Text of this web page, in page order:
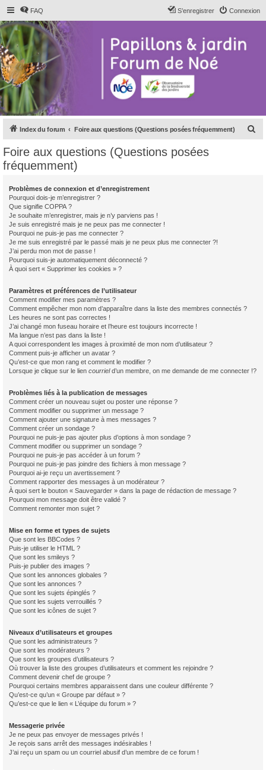
FAQ Connexion
S’enregistrer
Index du forum Foire aux questions (Questions posées fréquemment)
Foire aux questions (Questions posées
fréquemment)
Problèmes de connexion et d’enregistrement
Pourquoi dois-je m’enregistrer ?
Que signifie COPPA ?
Je souhaite m’enregistrer, mais je n’y parviens pas !
Je suis enregistré mais je ne peux pas me connecter !
Pourquoi ne puis-je pas me connecter ?
Je me suis enregistré par le passé mais je ne peux plus me connecter ?!
J’ai perdu mon mot de passe !
Pourquoi suis-je automatiquement déconnecté ?
À quoi sert « Supprimer les cookies » ?
Paramètres et préférences de l’utilisateur
Comment modifier mes paramètres ?
Comment empêcher mon nom d’apparaître dans la liste des membres connectés ?
Les heures ne sont pas correctes !
J’ai changé mon fuseau horaire et l’heure est toujours incorrecte !
Ma langue n’est pas dans la liste !
A quoi correspondent les images à proximité de mon nom d’utilisateur ?
Comment puis-je afficher un avatar ?
Qu’est-ce que mon rang et comment le modifier ?
Lorsque je clique sur le lien courrield’un membre, on me demande de me connecter !?
Problèmes liés à la publication de messages
Comment créer un nouveau sujet ou poster une réponse ?
Comment modifier ou supprimer un message ?
Comment ajouter une signature à mes messages ?
Comment créer un sondage ?
Pourquoi ne puis-je pas ajouter plus d’options à mon sondage ?
Comment modifier ou supprimer un sondage ?
Pourquoi ne puis-je pas accéder à un forum ?
Pourquoi ne puis-je pas joindre des fichiers à mon message ?
Pourquoi ai-je reçu un avertissement ?
Comment rapporter des messages à un modérateur ?
À quoi sert le bouton « Sauvegarder » dans la page de rédaction de message ?
Pourquoi mon message doit être validé ?
Comment remonter mon sujet ?
Mise en forme et types de sujets
Que sont les BBCodes ?
Puis-je utiliser le HTML ?
Que sont les smileys ?
Puis-je publier des images ?
Que sont les annonces globales ?
Que sont les annonces ?
Que sont les sujets épinglés ?
Que sont les sujets verrouillés ?
Que sont les icônes de sujet ?
Niveaux d’utilisateurs et groupes
Que sont les administrateurs ?
Que sont les modérateurs ?
Que sont les groupes d’utilisateurs ?
Où trouver la liste des groupes d’utilisateurs et comment les rejoindre ?
Comment devenir chef de groupe ?
Pourquoi certains membres apparaissent dans une couleur différente ?
Qu’est-ce qu’un « Groupe par défaut » ?
Qu’est-ce que le lien « L’équipe du forum » ?
Messagerie privée
Je ne peux pas envoyer de messages privés !
Je reçois sans arrêt des messages indésirables !
J’ai reçu un spam ou un courriel abusif d’un membre de ce forum !